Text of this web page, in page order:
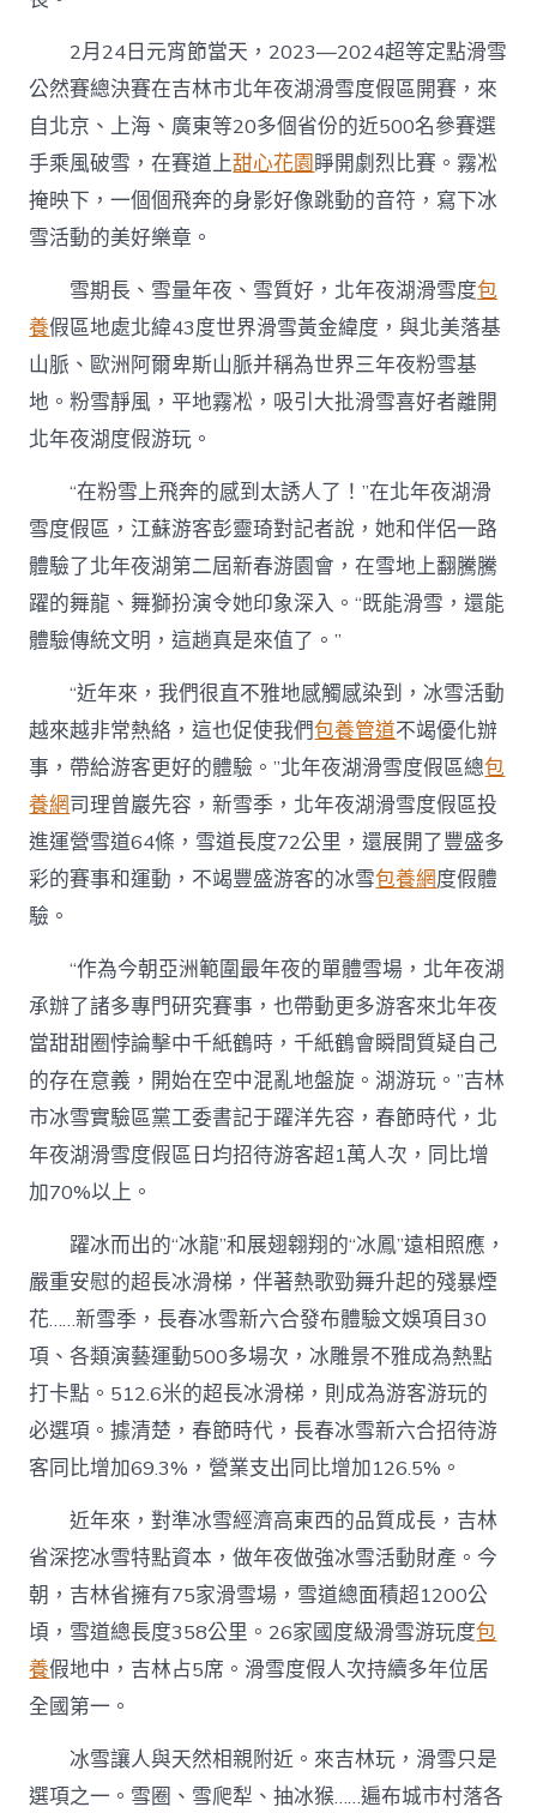
2月24日元宵節當天，2023—2024超等定點滑雪
公然賽總決賽在吉林市北年夜湖滑雪度假區開賽，來
自北京、上海、廣東等20多個省份的近500名參賽選
手乘風破雪，在賽道上甜心花園睜開劇烈比賽。霧凇
掩映下，一個個飛奔的身影好像跳動的音符，寫下冰
雪活動的美好樂章。
雪期長、雪量年夜、雪質好，北年夜湖滑雪度包
養假區地處北緯43度世界滑雪黃金緯度，與北美落基
山脈、歐洲阿爾卑斯山脈并稱為世界三年夜粉雪基
地。粉雪靜風，平地霧凇，吸引大批滑雪喜好者離開
北年夜湖度假游玩。
“在粉雪上飛奔的感到太誘人了！”在北年夜湖滑
雪度假區，江蘇游客彭靈琦對記者說，她和伴侶一路
體驗了北年夜湖第二屆新春游園會，在雪地上翻騰騰
躍的舞龍、舞獅扮演令她印象深入。“既能滑雪，還能
體驗傳統文明，這趟真是來值了。”
“近年來，我們很直不雅地感觸感染到，冰雪活動
越來越非常熱絡，這也促使我們包養管道不竭優化辦
事，帶給游客更好的體驗。”北年夜湖滑雪度假區總包
養網司理曾巖先容，新雪季，北年夜湖滑雪度假區投
進運營雪道64條，雪道長度72公里，還展開了豐盛多
彩的賽事和運動，不竭豐盛游客的冰雪包養網度假體
驗。
“作為今朝亞洲範圍最年夜的單體雪場，北年夜湖
承辦了諸多專門研究賽事，也帶動更多游客來北年夜
當甜甜圈悖論擊中千紙鶴時，千紙鶴會瞬間質疑自己
的存在意義，開始在空中混亂地盤旋。湖游玩。”吉林
市冰雪實驗區黨工委書記于躍洋先容，春節時代，北
年夜湖滑雪度假區日均招待游客超1萬人次，同比增
加70%以上。
躍冰而出的“冰龍”和展翅翱翔的“冰鳳”遠相照應，
嚴重安慰的超長冰滑梯，伴著熱歌勁舞升起的殘暴煙
花……新雪季，長春冰雪新六合發布體驗文娛項目30
項、各類演藝運動500多場次，冰雕景不雅成為熱點
打卡點。512.6米的超長冰滑梯，則成為游客游玩的
必選項。據清楚，春節時代，長春冰雪新六合招待游
客同比增加69.3%，營業支出同比增加126.5%。
近年來，對準冰雪經濟高東西的品質成長，吉林
省深挖冰雪特點資本，做年夜做強冰雪活動財產。今
朝，吉林省擁有75家滑雪場，雪道總面積超1200公
頃，雪道總長度358公里。26家國度級滑雪游玩度包
養假地中，吉林占5席。滑雪度假人次持續多年位居
全國第一。
冰雪讓人與天然相親附近。來吉林玩，滑雪只是
選項之一。雪圈、雪爬犁、抽冰猴……遍布城市村落各